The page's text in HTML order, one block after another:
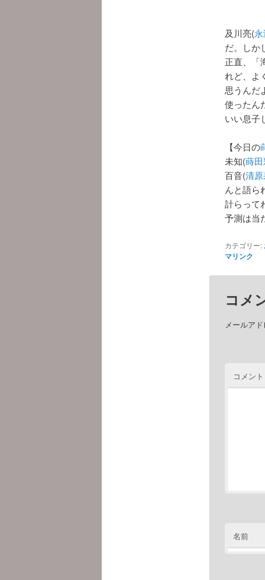
及川亮(
だ。しか
正直、「
れど、よ
思うんだ
使ったん
いい息子
【今日の
未知(蒔
百音(清
んと語ら
計らって
予測は当
カテゴリー:
マリンク
コメ
メールア
コメント
名前